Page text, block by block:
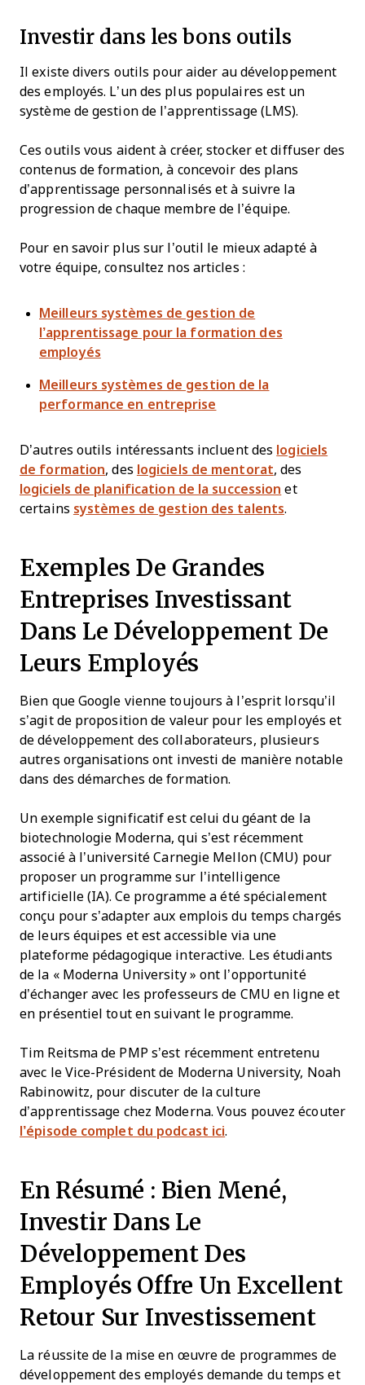
Investir dans les bons outils
Il existe divers outils pour aider au développement
des employés. L’un des plus populaires est un
système de gestion de l’apprentissage (LMS).
Ces outils vous aident à créer, stocker et diffuser des
contenus de formation, à concevoir des plans
d’apprentissage personnalisés et à suivre la
progression de chaque membre de l’équipe.
Pour en savoir plus sur l’outil le mieux adapté à
votre équipe, consultez nos articles :
Meilleurs systèmes de gestion de
l’apprentissage pour la formation des
employés
Meilleurs systèmes de gestion de la
performance en entreprise
D’autres outils intéressants incluent des logiciels
de formation, des logiciels de mentorat, des
logiciels de planification de la succession et
certains systèmes de gestion des talents.
Exemples De Grandes
Entreprises Investissant
Dans Le Développement De
Leurs Employés
Bien que Google vienne toujours à l’esprit lorsqu’il
s’agit de proposition de valeur pour les employés et
de développement des collaborateurs, plusieurs
autres organisations ont investi de manière notable
dans des démarches de formation.
Un exemple significatif est celui du géant de la
biotechnologie Moderna, qui s’est récemment
associé à l’université Carnegie Mellon (CMU) pour
proposer un programme sur l’intelligence
artificielle (IA). Ce programme a été spécialement
conçu pour s’adapter aux emplois du temps chargés
de leurs équipes et est accessible via une
plateforme pédagogique interactive. Les étudiants
de la « Moderna University » ont l’opportunité
d’échanger avec les professeurs de CMU en ligne et
en présentiel tout en suivant le programme.
Tim Reitsma de PMP s’est récemment entretenu
avec le Vice-Président de Moderna University, Noah
Rabinowitz, pour discuter de la culture
d’apprentissage chez Moderna. Vous pouvez écouter
l’épisode complet du podcast ici.
En Résumé : Bien Mené,
Investir Dans Le
Développement Des
Employés Offre Un Excellent
Retour Sur Investissement
La réussite de la mise en œuvre de programmes de
développement des employés demande du temps et